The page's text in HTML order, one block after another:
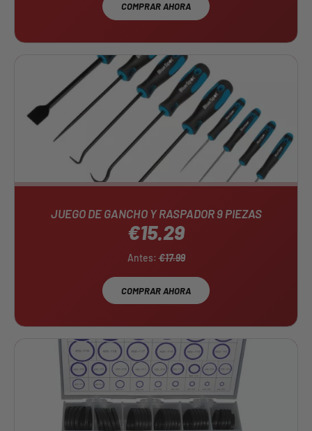
COMPRAR AHORA
JUEGO DE GANCHO Y RASPADOR 9 PIEZAS
€15.29
Antes:€17.99
COMPRAR AHORA